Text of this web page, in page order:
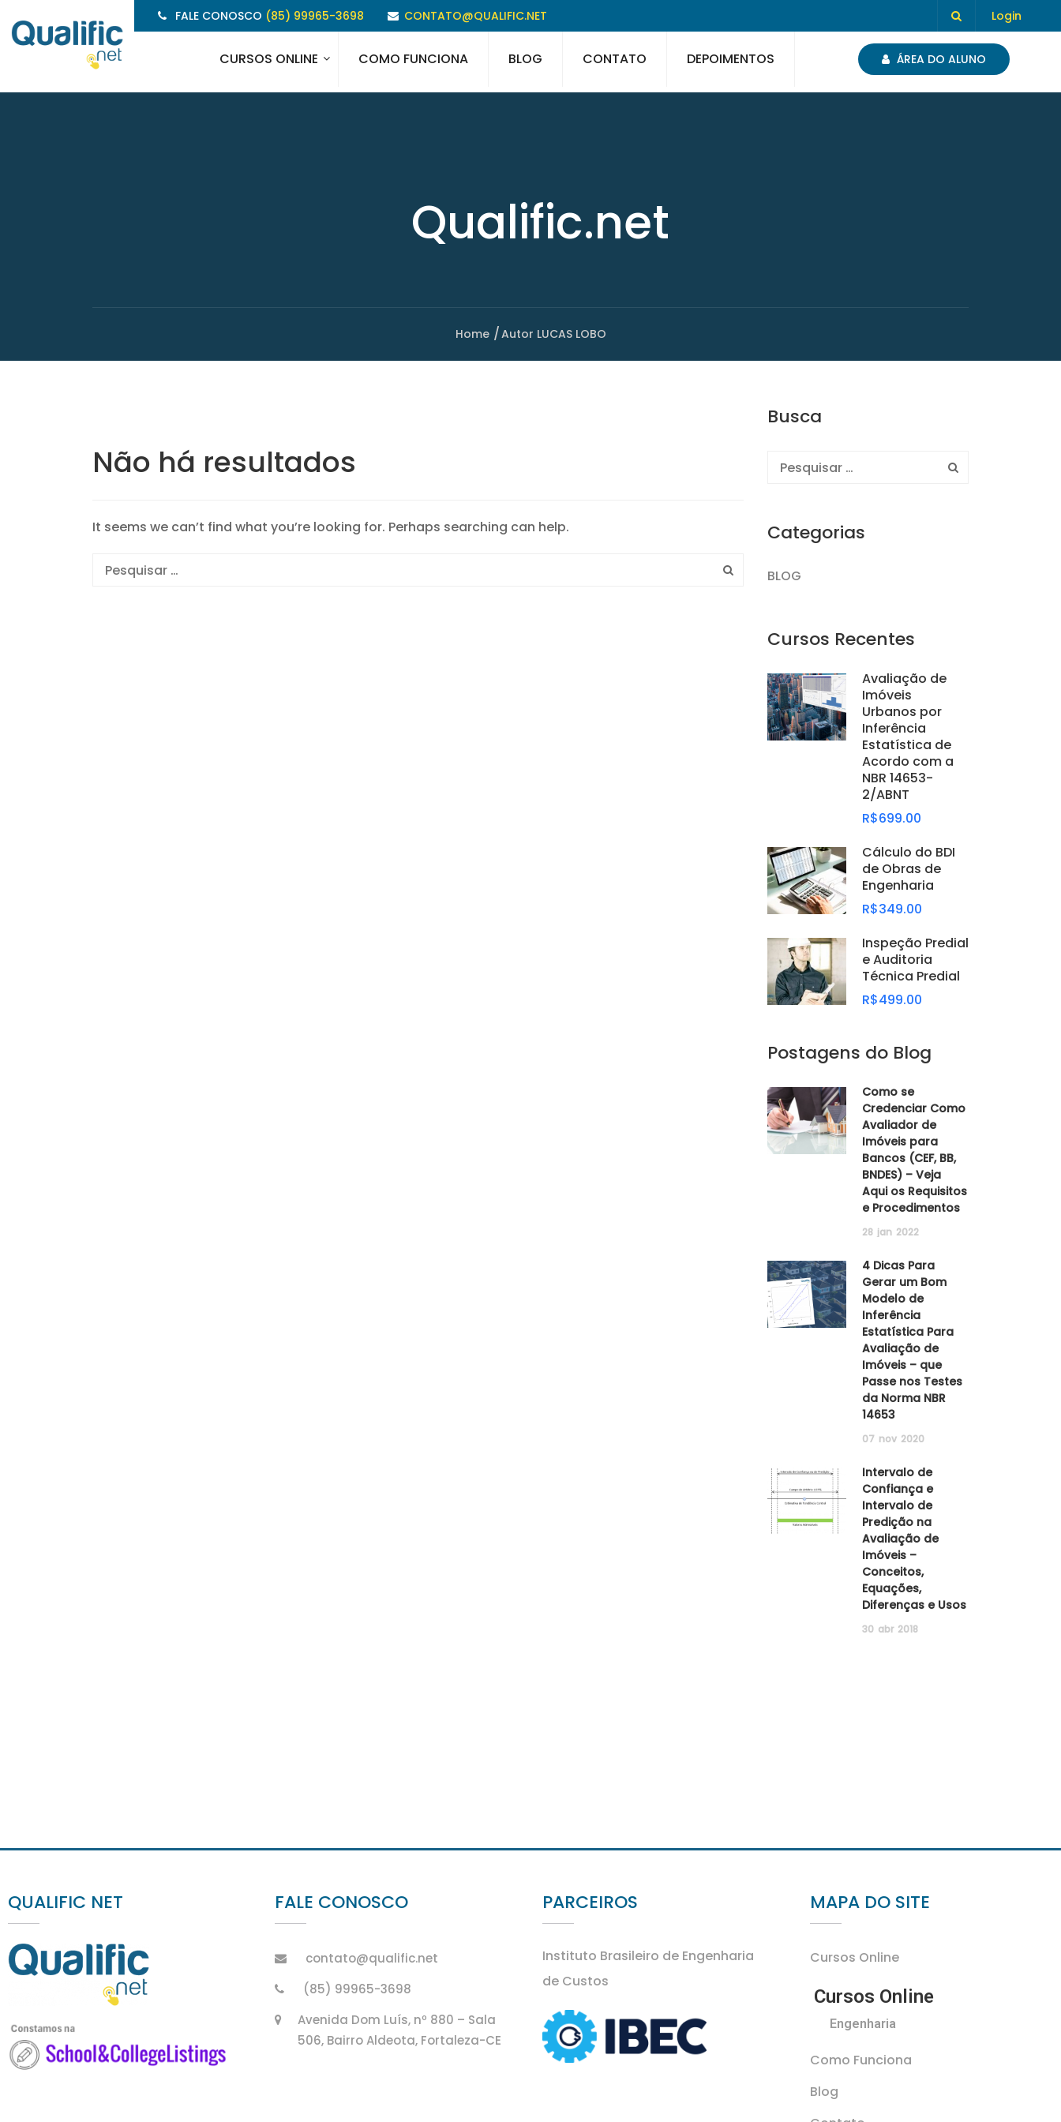
Login
FALE CONOSCO (85) 99965-3698 CONTATO@QUALIFIC.NET
CURSOS ONLINE COMO FUNCIONA BLOG CONTATO DEPOIMENTOS ÁREA DO ALUNO
Qualific.net
Home Autor LUCAS LOBO
Não há resultados
It seems we can’t find what you’re looking for. Perhaps searching can help.
Busca
Categorias
BLOG
Cursos Recentes
Avaliação de
Imóveis
Urbanos por
Inferência
Estatística de
Acordo com a
NBR 14653-
2/ABNT
R$699.00
Cálculo do BDI
de Obras de
Engenharia
R$349.00
Inspeção Predial
e Auditoria
Técnica Predial
R$499.00
Postagens do Blog
Como se
Credenciar Como
Avaliador de
Imóveis para
Bancos (CEF, BB,
BNDES) – Veja
Aqui os Requisitos
e Procedimentos
28 jan 2022
4 Dicas Para
Gerar um Bom
Modelo de
Inferência
Estatística Para
Avaliação de
Imóveis – que
Passe nos Testes
da Norma NBR
14653
07 nov 2020
Intervalo de
Confiança e
Intervalo de
Predição na
Avaliação de
Imóveis –
Conceitos,
Equações,
Diferenças e Usos
30 abr 2018
QUALIFIC NET FALE CONOSCO
contato@qualific.net
(85) 99965-3698
Avenida Dom Luís, nº 880 – Sala
506, Bairro Aldeota, Fortaleza-CE
PARCEIROS
Instituto Brasileiro de Engenharia
de Custos
MAPA DO SITE
Cursos Online
Cursos Online
Engenharia
Como Funciona
Blog